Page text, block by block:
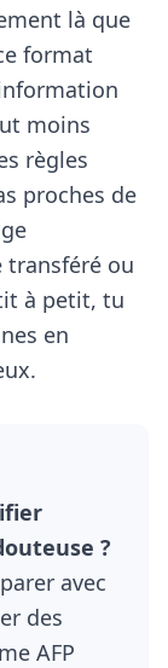
là que
format
moins
règles
proches de
transféré ou
à petit, tu
en
?
avec
des
AFP